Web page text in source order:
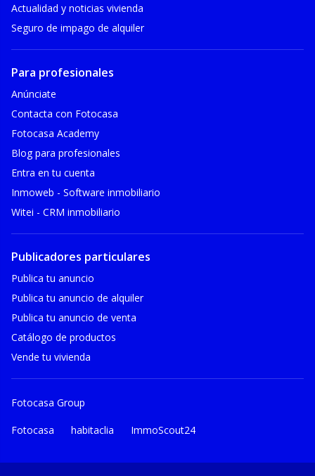
Actualidad y noticias vivienda
Seguro de impago de alquiler
Para profesionales
Anúnciate
Contacta con Fotocasa
Fotocasa Academy
Blog para profesionales
Entra en tu cuenta
Inmoweb - Software inmobiliario
Witei - CRM inmobiliario
Publicadores particulares
Publica tu anuncio
Publica tu anuncio de alquiler
Publica tu anuncio de venta
Catálogo de productos
Vende tu vivienda
Fotocasa Group
Fotocasa habitaclia ImmoScout24